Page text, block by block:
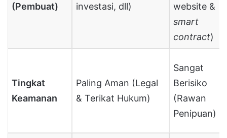
(Pembuat)
investasi, dll)
website &
smart
contract)
Tingkat
Keamanan
Paling Aman (Legal
& Terikat Hukum)
Sangat
Berisiko
(Rawan
Penipuan)